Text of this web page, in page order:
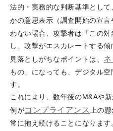
法的・実務的な判断基準とし
かの意思表示（調査開始の宣言
わない場合、攻撃者は「この
し、攻撃がエスカレートする傾
見落としがちなポイントは、
もの」になっても、デジタル
す。
これにより、数年後のM&Aや
例がコンプライアンス
上の
常に抱え続けることになります